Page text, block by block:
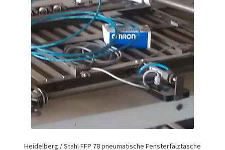
Heidelberg / Stahl FFP 78 pneumatische Fensterfalztasche